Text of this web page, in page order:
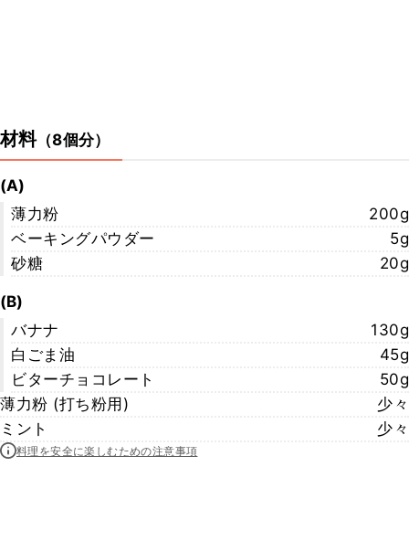
材料（8個分）
(A)
薄力粉
200g
ベーキングパウダー
5g
砂糖
20g
(B)
バナナ
130g
白ごま油
45g
ビターチョコレート
50g
薄力粉 (打ち粉用)
少々
ミント
少々
料理を安全に楽しむための注意事項